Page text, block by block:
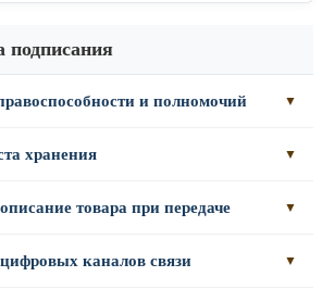
подписания
и полномочий ▼
хранения ▼
товара при передаче ▼
каналов связи ▼